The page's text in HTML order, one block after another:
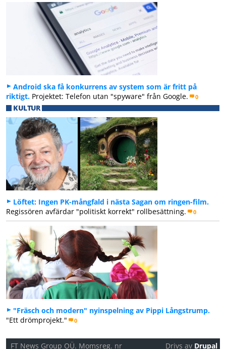
Android ska få konkurrens av system som är fritt på
riktigt. Projektet: Telefon utan "spyware" från Google. 0
KULTUR
Löftet: Ingen PK-mångfald i nästa Sagan om ringen-film.
Regissören avfärdar "politiskt korrekt" rollbesättning.
0
"Fräsch och modern" nyinspelning av Pippi Långstrump.
"Ett drömprojekt."
0
FT News Group OÜ. Momsreg. nr Drivs av Drupal